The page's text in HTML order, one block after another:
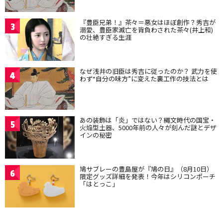
3 『豊臣兄弟！』茶々＝悪女はほぼ創作？秀吉が
溺愛、豊臣家滅亡を背負わされた茶々(井上和)
の壮絶すぎる生涯
4 なぜ浅井の旧臣は秀吉に従ったのか？ 武力を使
わず“自分の味方”に変えた裏工作の技法とは
5 あの装飾は「炎」ではない？縄文時代の国宝・
火焔型土器、5000年前の人々が刻んだ謎とデザ
インの秘密
6 鳩サブレーの豊島屋が『鳩の日』（8月10日）
限定グッズ詳細を発表！今年はシリコンポーチ
「はとっこ」